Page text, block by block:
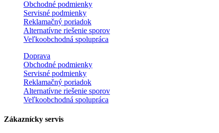
Obchodné podmienky
Servisné podmienky
Reklamačný poriadok
Alternatívne riešenie sporov
Veľkoobchodná spolupráca
Doprava
Obchodné podmienky
Servisné podmienky
Reklamačný poriadok
Alternatívne riešenie sporov
Veľkoobchodná spolupráca
Zákaznícky servis